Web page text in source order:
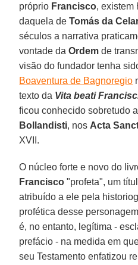
próprio Francisco, existem
daquela deTomás da
séculos a narrativa
vontade daOrdem de
visão do fundador tenha
Boaventura de Bagnoregio
texto da Vita beati
ficou conhecido sobretudo
Bollandisti, nos Acta
XVII.
O núcleo forte e novo do
Francisco "profeta", um
atribuído a ele pela
profética desse
é, no entanto, legítima -
prefácio - na medida em
seu Testamento enfatizou